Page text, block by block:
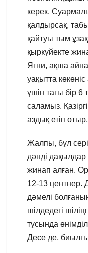
керек.
қалдырсақ,
қайтуы тым
қыркүйекте
Яғни, ақша
уақытта
үшін тағы бір 6
саламыз.
аздық етіп
Жалпы, бұл
дәнді
жинап алған.
12-13 центнер.
дәмелі
шілдедегі
тұсында
Десе де,